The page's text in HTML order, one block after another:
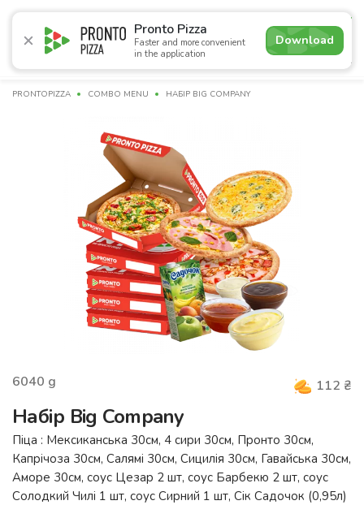
Pronto Pizza
Faster and more convenient
in the application
Download
5.0
Promotions Pizza Sushi Burgers Сombo
PRONTOPIZZA СOMBO MENU НАБІР BIG COMPANY
6040 g 112 ₴
Набір Big Company
Піца : Мексиканська 30см, 4 сири 30см, Пронто 30см,
Капрічоза 30см, Салямі 30см, Сицилія 30см, Гавайська 30см,
Аморе 30см, соус Цезар 2 шт, соус Барбекю 2 шт, соус
Солодкий Чилі 1 шт, соус Сирний 1 шт, Сік Садочок (0,95л)